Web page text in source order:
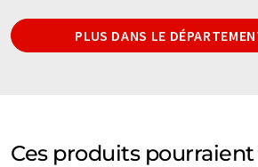
PLUS DANS LE
Ces produits pourraient